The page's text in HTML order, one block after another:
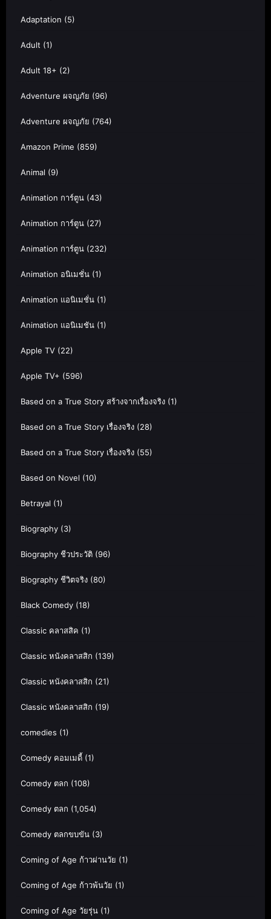
Adaptation (5)
Adult (1)
Adult 18+ (2)
Adventure ผจญภัย (96)
Adventure ผจญภัย (764)
Amazon Prime (859)
Animal (9)
Animation การ์ตูน (43)
Animation การ์ตูน (27)
Animation การ์ตูน (232)
Animation อนิเมชั่น (1)
Animation แอนิเมชั่น (1)
Animation แอนิเมชัน (1)
Apple TV (22)
Apple TV+ (596)
Based on a True Story สร้างจากเรื่องจริง (1)
Based on a True Story เรื่องจริง (28)
Based on a True Story เรื่องจริง (55)
Based on Novel (10)
Betrayal (1)
Biography (3)
Biography ชีวประวัติ (96)
Biography ชีวิตจริง (80)
Black Comedy (18)
Classic คลาสสิค (1)
Classic หนังคลาสสิก (139)
Classic หนังคลาสสิก (21)
Classic หนังคลาสสิก (19)
comedies (1)
Comedy คอมเมดี้ (1)
Comedy ตลก (108)
Comedy ตลก (1,054)
Comedy ตลกขบขัน (3)
Coming of Age ก้าวผ่านวัย (1)
Coming of Age ก้าวพ้นวัย (1)
Coming of Age วัยรุ่น (1)